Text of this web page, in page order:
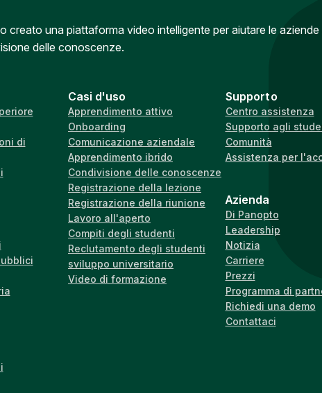
creato una piattaforma video intelligente per aiutare le aziende
delle conoscenze.
di
Casi d'uso
Apprendimento attivo
Onboarding
Comunicazione aziendale
Apprendimento ibrido
Condivisione delle conoscenze
Registrazione della lezione
Registrazione della riunione
Lavoro all'aperto
Compiti degli studenti
Reclutamento degli studenti
sviluppo universitario
Video di formazione
Supporto
Centro assistenza
Supporto agli
Comunità
Assistenza per
Azienda
Di Panopto
Leadership
Notizia
Carriere
Prezzi
Programma di
Richiedi una demo
Contattaci